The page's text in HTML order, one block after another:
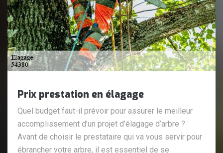
Prix prestation en élagage
Quel budget faut-il prévoir pour assurer le meilleur
accomplissement d’un projet d’élagage d’arbre ?
Avant de choisir le prestataire qui va vous servir pour
ébrancher votre arbre, il est essentiel de se